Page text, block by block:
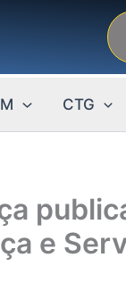
CTG
e